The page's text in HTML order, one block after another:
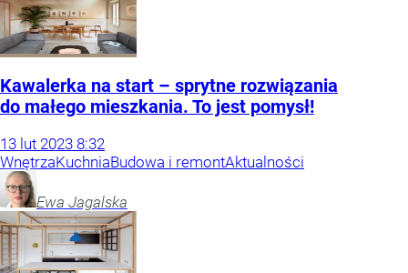
Kawalerka na start – sprytne rozwiązania
do małego mieszkania. To jest pomysł!
13 lut 2023 8:32
WnętrzaKuchniaBudowa i remontAktualności
Ewa Jagalska